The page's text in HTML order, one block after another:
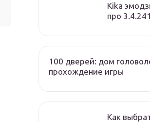
Kika
про
100 дверей: дом
прохождение игры
Как